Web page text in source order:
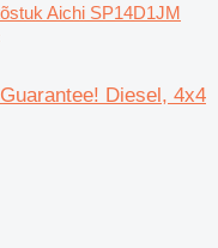
Aichi SP14D1JM
Diesel, 4x4